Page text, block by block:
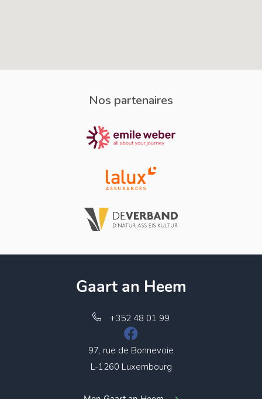
Nos partenaires
Gaart an Heem
+352 48 01 99
97, rue de Bonnevoie
L-1260 Luxembourg